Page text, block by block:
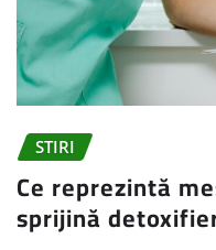
STIRI
Ce reprezintă
sprijină